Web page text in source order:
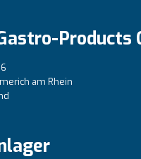
Products
am Rhein